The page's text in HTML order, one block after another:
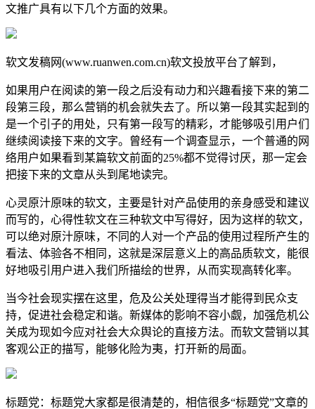
文推广具有以下几个方面的效果。
软文发稿网(www.ruanwen.com.cn)软文投放平台了解到，
如果用户在阅读的第一段之后没有动力和兴趣看接下来的第二
段第三段，那么营销的机会就失去了。所以第一段其实起到的
是一个引子的用处，只有第一段写的精彩，才能够吸引用户们
继续阅读接下来的文字。曾经有一个调查显示，一个普通的网
络用户如果看到某篇软文前面的25%都不觉得讨厌，那一定会
把接下来的文章从头到尾地读完。
心灵原汁原味的软文，主要是针对产品使用的亲身感受和建议
而写的，心得性软文在三种软文中写得好，因为这样的软文，
可以绝对原汁原味，不同的人对一个产品的使用过程所产生的
看法、体验各不相同，这就是深层意义上的高品质软文，能很
好地吸引用户进入我们所描绘的世界，从而实现高转化率。
当今社会现实摆在这里，危及公关处理得当才能得到民众支
持，促进社会稳定和谐。新媒体的影响不容小觑，加强危机公
关成为现如今应对社会大众舆论的直接方法。而软文营销以其
客观公正的描写，能够化险为夷，打开新的局面。
标题党：标题党大家都是很清楚的，相信很多“标题党”文章的